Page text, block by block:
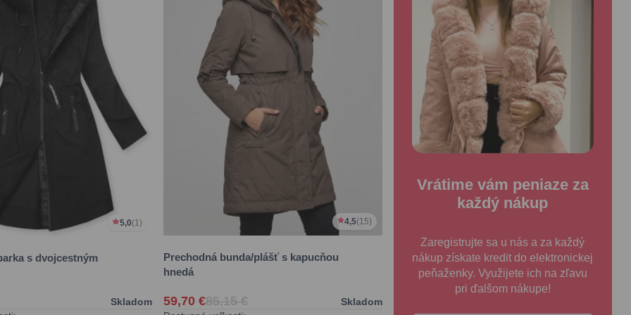
5,0(1)
s dvojcestným
Skladom
4,5(15)
Prechodná bunda/plášť s kapucňou
hnedá
59,70 €85,15 €
Skladom
Vrátime vám peniaze za
každý nákup
Zaregistrujte sa u nás a za každý
nákup získate kredit do elektronickej
peňaženky. Využijete ich na zľavu
pri ďalšom nákupe!